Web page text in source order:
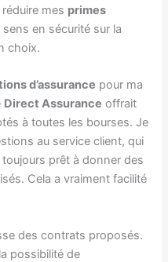
mes primes
sens en sécurité sur la
choix.
d’assurance pour ma
Direct Assurance offrait
à toutes les bourses. Je
au service client, qui
prêt à donner des
Cela a vraiment facilité
des contrats proposés.
la possibilité de